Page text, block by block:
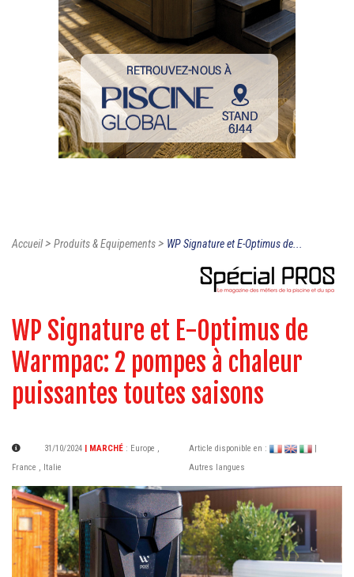
Accueil> Produits & Equipements> WP Signature et E-Optimus de...
WP Signature et E-Optimus de
Warmpac: 2 pompes à chaleur
puissantes toutes saisons
31/10/2024 | MARCHÉ : Europe ,
France , Italie
Article disponible en :
Autres langues